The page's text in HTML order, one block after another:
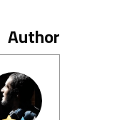
Author